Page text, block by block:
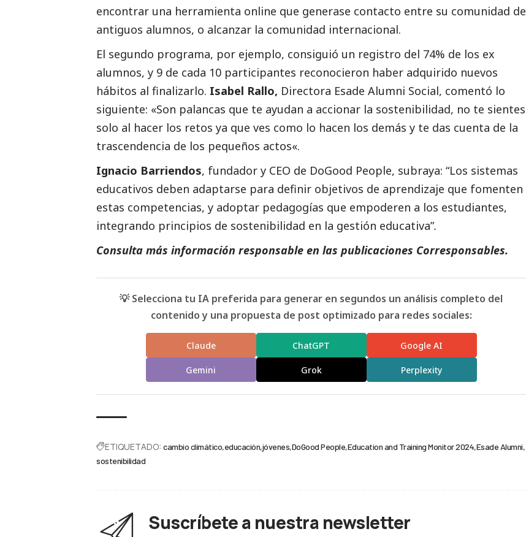
encontrar una herramienta online que generase contacto entre su comunidad de
antiguos alumnos, o alcanzar la comunidad internacional.
El segundo programa, por ejemplo, consiguió un registro del 74% de los ex
alumnos, y 9 de cada 10 participantes reconocieron haber adquirido nuevos
hábitos al finalizarlo. Isabel Rallo, Directora Esade Alumni Social, comentó lo
siguiente: «Son palancas que te ayudan a accionar la sostenibilidad, no te sientes
solo al hacer los retos ya que ves como lo hacen los demás y te das cuenta de la
trascendencia de los pequeños actos«.
Ignacio Barriendos, fundador y CEO de DoGood People, subraya: “Los sistemas
educativos deben adaptarse para definir objetivos de aprendizaje que fomenten
estas competencias, y adoptar pedagogías que empoderen a los estudiantes,
integrando principios de sostenibilidad en la gestión educativa”.
Consulta más información responsable en las publicaciones Corresponsables.
💡 Selecciona tu IA preferida para generar en segundos un análisis completo del
contenido y una propuesta de post optimizado para redes sociales:
Claude ChatGPT Google AI
Gemini Grok Perplexity
ETIQUETADO: cambio climático educación jóvenes DoGood People Education and Training Monitor 2024 Esade Alumni
sostenibilidad
Suscríbete a nuestra newsletter